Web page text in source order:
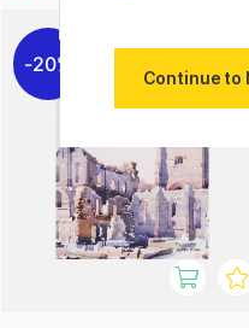
20%
Continue to